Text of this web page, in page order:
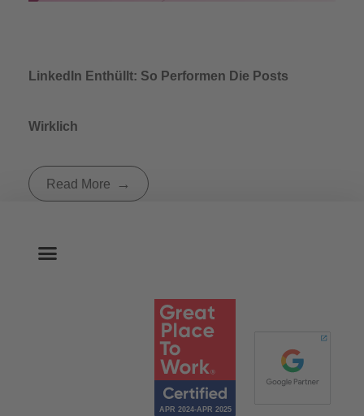
LinkedIn Enthüllt: So Performen Die Posts
Wirklich
Read More